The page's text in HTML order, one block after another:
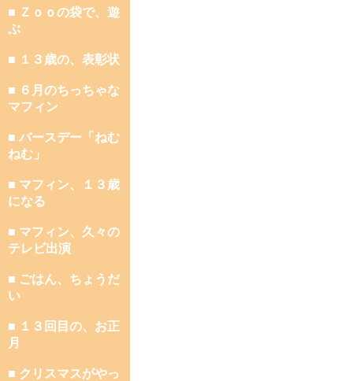
■ Ｚｏｏの袋で、遊
ぶ
■ １３歳の、表彰状
■ ６月のちっちゃな
マフィン
■ バースデー「ねむ
ねむ」
■ マフィン、１３歳
になる
■ マフィン、久々の
テレビ出演
■ ごはん、ちょうだ
い
■ １３回目の、お正
月
■ クリスマスがやっ